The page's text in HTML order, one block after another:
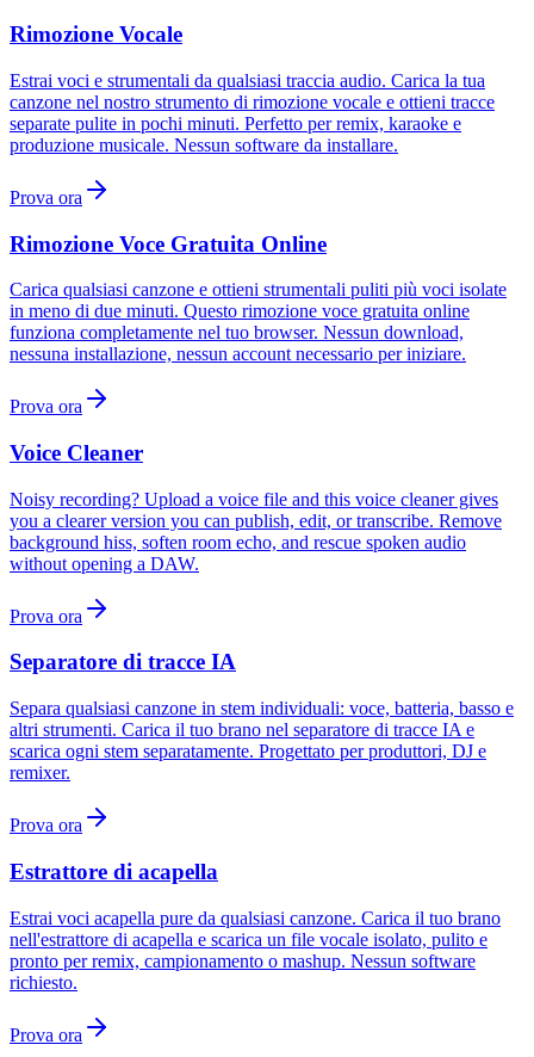
Rimozione Vocale
Estrai voci e strumentali da qualsiasi traccia audio. Carica la tua
canzone nel nostro strumento di rimozione vocale e ottieni tracce
separate pulite in pochi minuti. Perfetto per remix, karaoke e
produzione musicale. Nessun software da installare.
Prova ora
Rimozione Voce Gratuita Online
Carica qualsiasi canzone e ottieni strumentali puliti più voci isolate
in meno di due minuti. Questo rimozione voce gratuita online
funziona completamente nel tuo browser. Nessun download,
nessuna installazione, nessun account necessario per iniziare.
Prova ora
Voice Cleaner
Noisy recording? Upload a voice file and this voice cleaner gives
you a clearer version you can publish, edit, or transcribe. Remove
background hiss, soften room echo, and rescue spoken audio
without opening a DAW.
Prova ora
Separatore di tracce IA
Separa qualsiasi canzone in stem individuali: voce, batteria, basso e
altri strumenti. Carica il tuo brano nel separatore di tracce IA e
scarica ogni stem separatamente. Progettato per produttori, DJ e
remixer.
Prova ora
Estrattore di acapella
Estrai voci acapella pure da qualsiasi canzone. Carica il tuo brano
nell'estrattore di acapella e scarica un file vocale isolato, pulito e
pronto per remix, campionamento o mashup. Nessun software
richiesto.
Prova ora